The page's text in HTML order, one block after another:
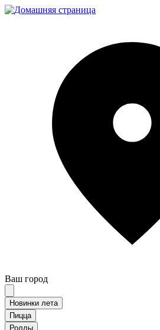
Ваш город
Новинки лета
Пицца
Роллы